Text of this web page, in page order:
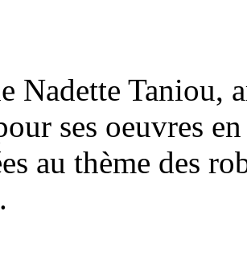
Nadette Taniou,
ses oeuvres
au thème des